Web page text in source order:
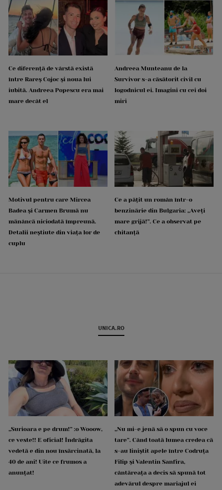
Ce diferență de vârstă există
între Rareș Cojoc și noua lui
iubită. Andreea Popescu era mai
mare decât el
Andreea Munteanu de la
Survivor s-a căsătorit civil cu
logodnicul ei. Imagini cu cei doi
miri
Motivul pentru care Mircea
Badea și Carmen Brumă nu
mănâncă niciodată împreună.
Detalii neștiute din viața lor de
cuplu
Ce a pățit un român într-o
benzinărie din Bulgaria: „Aveți
mare grijă!”. Ce a observat pe
chitanță
UNICA.RO
„Surioara e pe drum!” :o Wooow,
ce veste!! E oficial! Îndrăgita
vedetă e din nou însărcinată, la
40 de ani! Uite ce frumos a
anunțat!
„Nu mi-e jenă să o spun cu voce
tare”. Când toată lumea credea că
s-au liniștit apele între Codruța
Filip și Valentin Sanfira,
cântăreața a decis să spună tot
adevărul despre mariajul ei